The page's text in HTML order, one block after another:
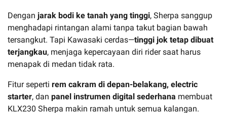
Dengan jarak bodi ke tanah yang tinggi, Sherpa sanggup
menghadapi rintangan alami tanpa takut bagian bawah
tersangkut. Tapi Kawasaki cerdas—tinggi jok tetap dibuat
terjangkau, menjaga kepercayaan diri rider saat harus
menapak di medan tidak rata.
Fitur seperti rem cakram di depan-belakang, electric
starter, dan panel instrumen digital sederhana membuat
KLX230 Sherpa makin ramah untuk semua kalangan.